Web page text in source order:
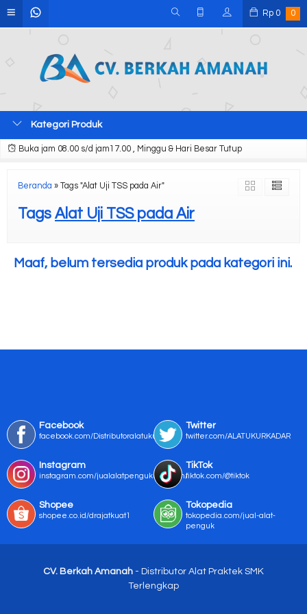
Rp 0 0
Kategori Produk
Buka jam 08.00 s/d jam17.00 , Minggu & Hari Besar Tutup
Beranda » Tags "Alat Uji TSS pada Air"
Tags Alat Uji TSS pada Air
Maaf, belum tersedia produk pada kategori ini.
Facebook
facebook.com/Distributoralatukur
Twitter
twitter.com/ALATUKURKADAR
Instagram
instagram.com/jualalatpengukurmurah/
TikTok
tiktok.com/@tiktok
Shopee
shopee.co.id/drajatkuat1
Tokopedia
tokopedia.com/jual-alat-
penguk
CV. Berkah Amanah - Distributor Alat Praktek SMK
Terlengkap